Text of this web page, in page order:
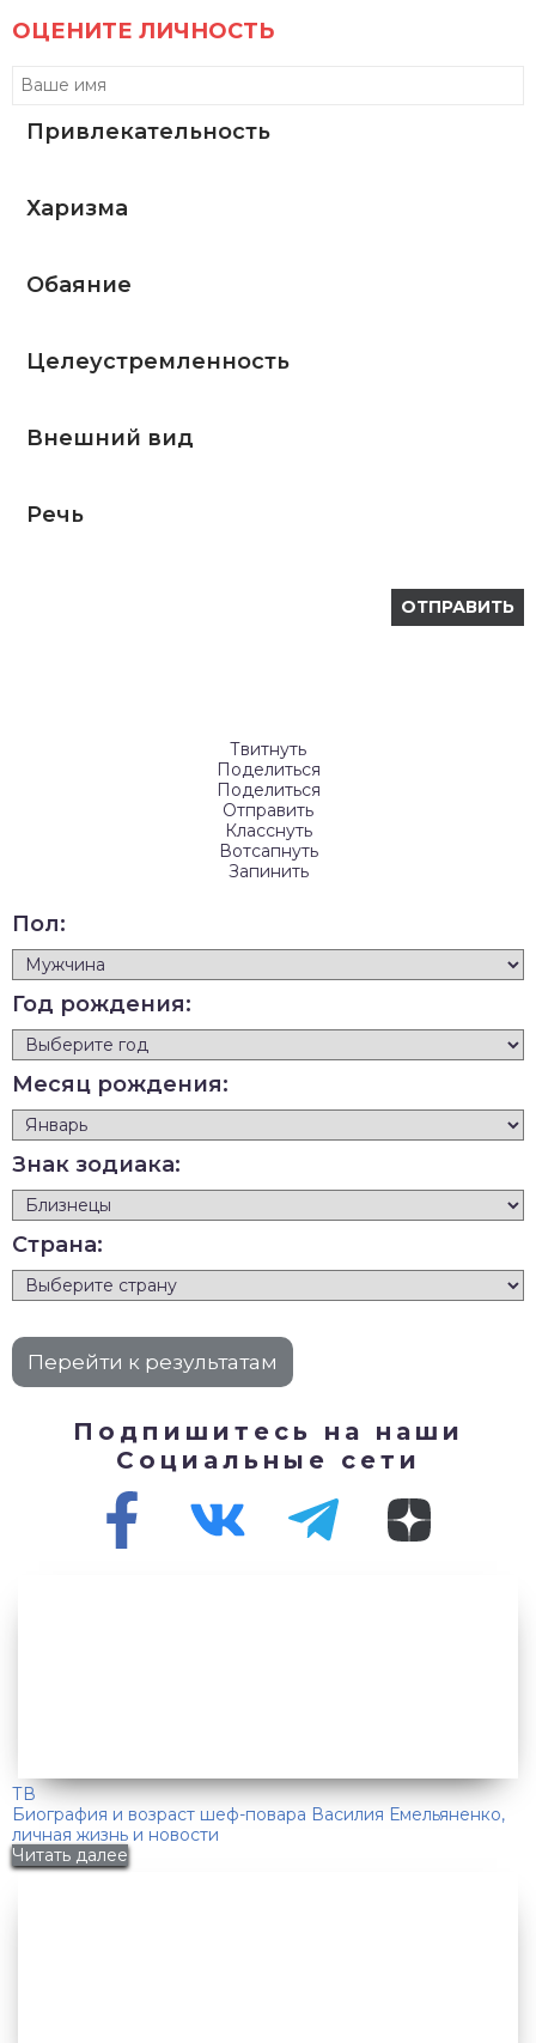
ОЦЕНИТЕ ЛИЧНОСТЬ
Привлекательность
Харизма
Обаяние
Целеустремленность
Внешний вид
Речь
Твитнуть
Поделиться
Поделиться
Отправить
Класснуть
Вотсапнуть
Запинить
Пол:
Год рождения:
Месяц рождения:
Знак зодиака:
Страна:
Подпишитесь на наши
Социальные сети
ТВ
Биография и возраст шеф-повара Василия Емельяненко,
личная жизнь и новости
Читать далее